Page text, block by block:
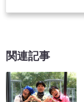
関連記事